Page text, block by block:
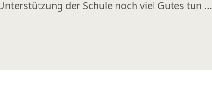
der Schule noch viel Gutes tun …